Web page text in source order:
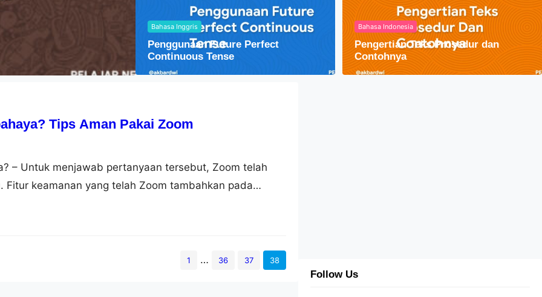
Lensa Cembung dalam Kehidupan Sehari-hari
Bahasa Inggris
Penggunaan Future Perfect
Continuous Tense
Bahasa Indonesia
Pengertian Teks Prosedur dan
Contohnya
Tips Aman Pakai Zoom
– Untuk menjawab pertanyaan tersebut, Zoom telah
Fitur keamanan yang telah Zoom tambahkan pada
2 faktor (2FA). Fitur ini membantu admin untuk
mencegah pelanggaran pada platformnya. Dalam situs
1 … 36 37 38
Follow Us